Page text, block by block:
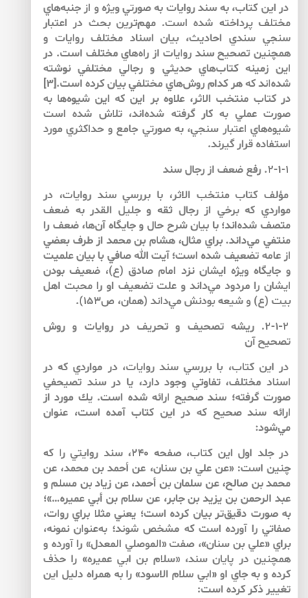
در اين كتاب، به سند روايات به صورتي ويژه و از جنبه‌هاي
مختلف پرداخته شده است. مهم‌‌ترين بحث در اعتبار
سنجي سندي احاديث، بيان اسناد مختلف روايات و
همچنين تصحيح سند روايات از راه‌هاي مختلف است. در
اين زمينه كتاب‌هاي حديثي و رجالي مختلفي نوشته
شده‌اند كه هر كدام روش‌‌هاي مختلفي بيان كرده‌ است.[۳]
در كتاب منتخب الاثر، علاوه بر اين كه اين شيوه‌‌ها به
صورت عملي به كار گرفته شده‌اند، تلاش شده است
شيوه‌‌هاي اعتبار سنجي، به صورتي جامع و حداكثري مورد
استفاده قرار گيرند.
۲-۱-۱. رفع ضعف از رجال سند
مؤلف كتاب منتخب الاثر، با بررسي سند روايات، در
مواردي كه برخي از رجال ثقه و جليل القدر به ضعف
متصف شده‌‌اند؛ با بيان شرح حال و جايگاه آن‌‌ها، ضعف را
منتفي مي‌‌داند. براي مثال، هشام بن محمد از طرف بعضي
از عامه تضعيف شده است؛ آيت الله صافي با بيان علميت
و جايگاه ويژه ايشان نزد امام صادق (ع)، ضعيف بودن
ايشان را مردود مي‌‌داند و علت تضعيف او را محبت اهل
بيت (ع) و شيعه بودنش مي‌داند (همان، ص۱۵۳).
۲-۱-۲. ريشه تصحيف و تحريف در روايات و روش
تصحيح آن
در اين كتاب، با بررسي سند روايات، در مواردي كه در
اسناد مختلف، تفاوتي وجود دارد، يا در سند تصيحفي
صورت گرفته؛ سند صحيح ارائه شده است. يك مورد از
ارائه سند صحيح كه در اين كتاب آمده است، عنوان
مي‌شود:
در جلد اول اين كتاب، صفحه ۲۴۰، سند روايتي را كه
چنين است: «عن علي بن سنان، عن أحمد بن محمد، عن
محمد بن صالح، عن سلمان بن أحمد، عن زياد بن مسلم و
عبد الرحمن بن يزيد بن جابر، عن سلام بن أبي عميره…»؛
به صورت دقيق‌‌تر بيان كرده است؛ يعني مثلا براي روات،
صفاتي را آورده است كه مشخص شوند؛ به‌عنوان نمونه،
براي «علي بن سنان»، صفت «الموصلي المعدل» را آورده و
همچنين در پايان سند، «سلام بن ابي عميره» را حذف
كرده و به جاي او «ابي سلام الاسود» را به همراه دليل اين
تغيير ذكر كرده است: